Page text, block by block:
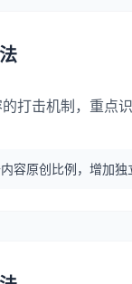
打击机制，重点
容原创比例，增加独